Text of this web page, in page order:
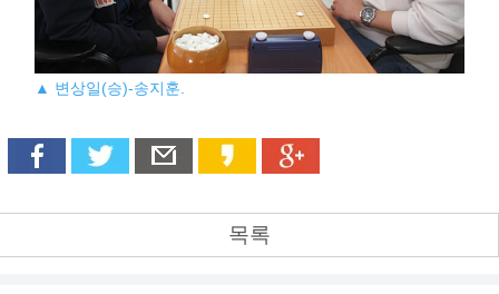
▲ 변상일(승)-송지훈.
목록